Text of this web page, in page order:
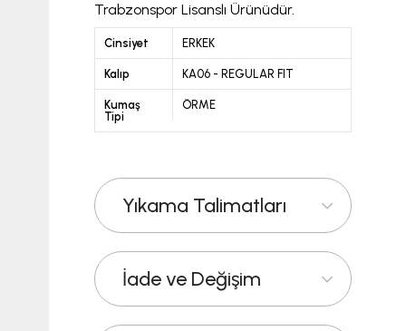
Trabzonspor Lisanslı Ürünüdür.
Cinsiyet ERKEK
Kalıp KA06 - REGULAR FIT
Kumaş
Tipi
ÖRME
Yıkama Talimatları
İade ve Değişim